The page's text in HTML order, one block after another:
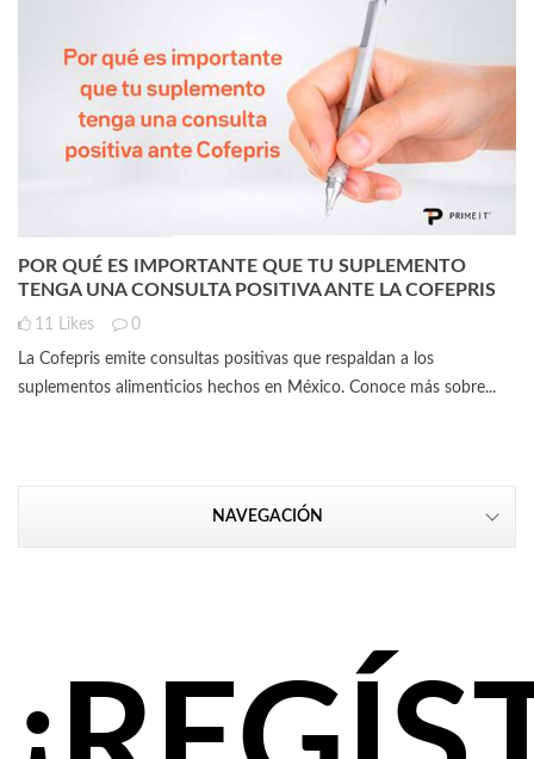
POR QUÉ ES IMPORTANTE QUE TU SUPLEMENTO
TENGA UNA CONSULTA POSITIVA ANTE LA COFEPRIS
11 Likes 0
La Cofepris emite consultas positivas que respaldan a los
suplementos alimenticios hechos en México. Conoce más sobre...
NAVEGACIÓN